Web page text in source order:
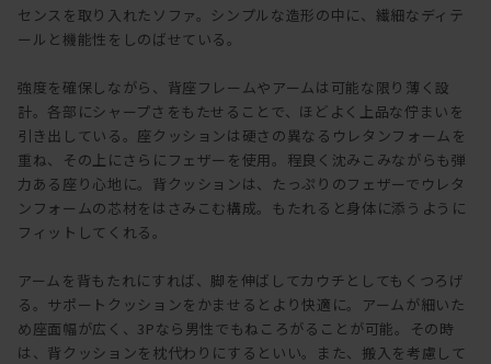
センスを取り入れたソファ。シンプルな造形の中に、繊細なディテ
ールと機能性をしのばせている。
強度を確保しながら、背座フレームやアームは可能な限り薄く設
計。各部にシャープさをもたせることで、ほどよく上品な佇まいを
引き出している。座クッションは硬さの異なるウレタンフォームを
重ね、その上にさらにフェザーを使用。程良く沈みこみながらも弾
力ある座り心地に。背クッションは、たっぷりのフェザーでウレタ
ンフォームの芯材をはさみこむ構成。もたれると身体に添うように
フィットしてくれる。
アームを背もたれにすれば、脚を伸ばしてカウチとしてもくつろげ
る。サポートクッションをかませるとより快適に。アームが細いた
め座面幅が広く、3Pなら男性でもねころがることが可能。その時
は、背クッションを枕代わりにするといい。また、搬入を考慮して